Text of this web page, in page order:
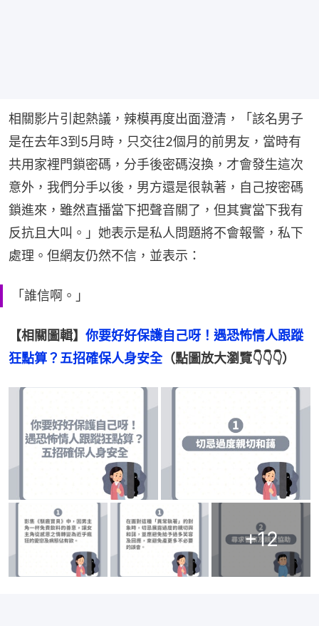
相關影片引起熱議，辣模再度出面澄清，「該名男子
是在去年3到5月時，只交往2個月的前男友，當時有
共用家裡門鎖密碼，分手後密碼沒換，才會發生這次
意外，我們分手以後，男方還是很執著，自己按密碼
鎖進來，雖然直播當下把聲音關了，但其實當下我有
反抗且大叫。」她表示是私人問題將不會報警，私下
處理。但網友仍然不信，並表示：
「誰信啊。」
【相關圖輯】 你要好好保護自己呀！遇恐怖情人跟蹤
狂點算？五招確保人身安全（點圖放大瀏覽👇👇👇）
+12